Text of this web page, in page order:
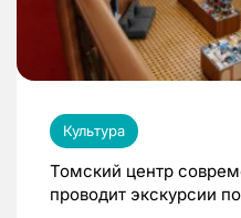
Культура
Томский центр
проводит экскурсии